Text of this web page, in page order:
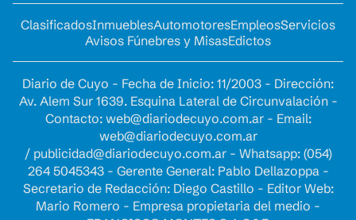
ClasificadosInmueblesAutomotoresEmpleosServicios
Avisos Fúnebres y MisasEdictos
Diario de Cuyo - Fecha de Inicio: 11/2003 - Dirección:
Av. Alem Sur 1639. Esquina Lateral de Circunvalación -
Contacto: web@diariodecuyo.com.ar- Email:
web@diariodecuyo.com.ar
/ publicidad@diariodecuyo.com.ar- Whatsapp: (054)
264 5045343 - Gerente General: Pablo Dellazoppa -
Secretario de Redacción: Diego Castillo - Editor Web:
Mario Romero - Empresa propietaria del medio -